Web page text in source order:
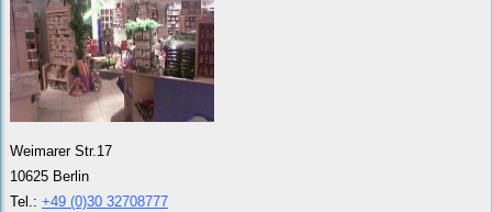
Weimarer Str.17
10625 Berlin
Tel.: +49 (0)30 32708777